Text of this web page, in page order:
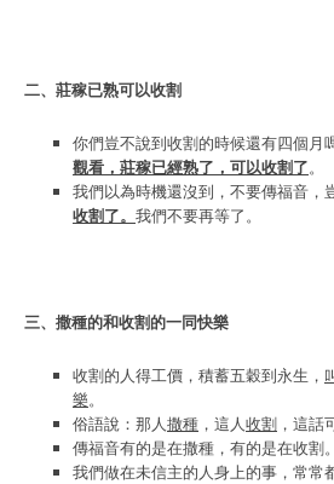
二、莊稼已熟可以收割
你們豈不說到收割的時候還有四個月
觀看，莊稼已經熟了，可以收割了。
我們以為時機還沒到，不要傳福音，
收割了。 我們不要再等了。
三、撒種的和收割的一同快樂
收割的人得工價，積蓄五穀到永生，
樂。
俗語說：那人撒種 ，這人收割 ，這話
傳福音有的是在撒種，有的是在收割。
我們做在未信主的人身上的事，常常